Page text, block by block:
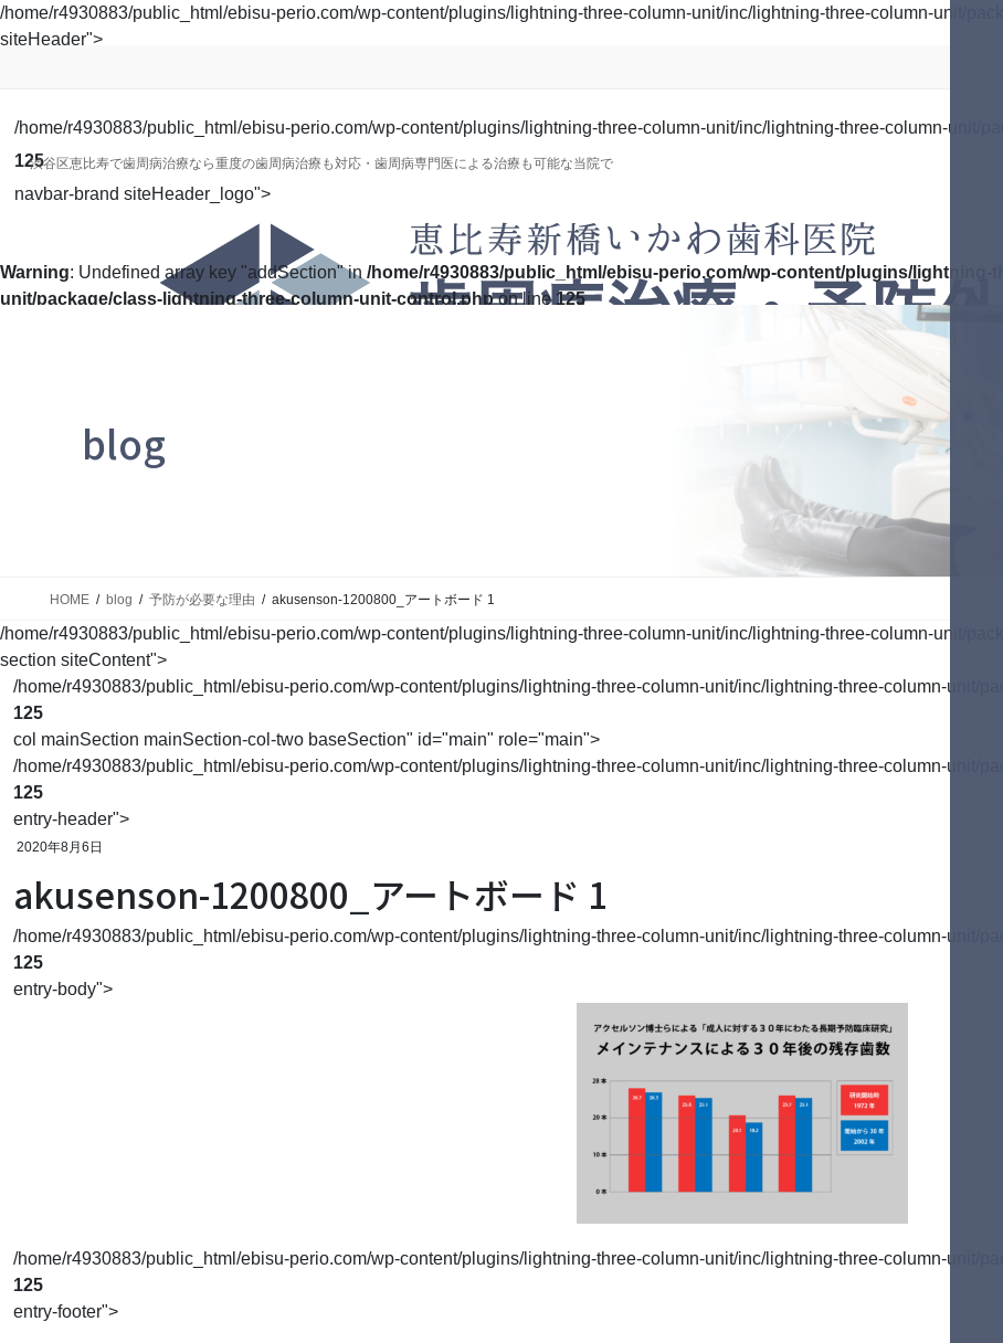
コ
ン
移
動
ナ
ビ
ン
に
/home/r4930883/public_html/ebisu-perio.com/wp-content/plugins/lightning-three-column-unit/inc/lightning-three-column-unit/
siteHeader">
渋谷区恵比寿で歯周病治療なら重度の歯周病治療も対応・歯周病専門医による治療も可能な当院で
/home/r4930883/public_html/ebisu-perio.com/wp-content/plugins/lightning-three-column-unit/inc/lightning-three-column-unit/
125
navbar-brand siteHeader_logo">
Warning: Undefined array key "addSection" in /home/r4930883/public_html/ebisu-perio.com/wp-content/plugins/lightning-
unit/package/class-lightning-three-column-unit-control.phpon line 125
ご自宅で行う予防 歯周病のお話
blog
HOME blog 予防が必要な理由 akusenson-1200800_アートボード 1
/home/r4930883/public_html/ebisu-perio.com/wp-content/plugins/lightning-three-column-unit/inc/lightning-three-column-unit/
section siteContent">
/home/r4930883/public_html/ebisu-perio.com/wp-content/plugins/lightning-three-column-unit/inc/lightning-three-column-unit/
125
col mainSection mainSection-col-two baseSection" id="main" role="main">
/home/r4930883/public_html/ebisu-perio.com/wp-content/plugins/lightning-three-column-unit/inc/lightning-three-column-unit/
125
entry-header">
2020年8月6日
akusenson-1200800_アートボード 1
/home/r4930883/public_html/ebisu-perio.com/wp-content/plugins/lightning-three-column-unit/inc/lightning-three-column-unit/
125
entry-body">
/home/r4930883/public_html/ebisu-perio.com/wp-content/plugins/lightning-three-column-unit/inc/lightning-three-column-unit/
125
entry-footer">